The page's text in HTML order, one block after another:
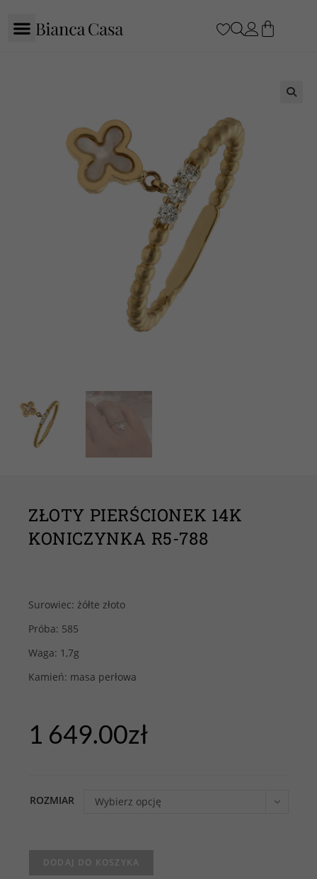
ZŁOTY PIERŚCIONEK 14K
KONICZYNKA R5-788
Surowiec: żółte złoto
Próba: 585
Waga: 1,7g
Kamień: masa perłowa
1 649.00zł
ROZMIAR Wybierz opcję
DODAJ DO KOSZYKA